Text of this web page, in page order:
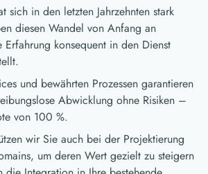
sich in den letzten Jahrzehnten stark
diesen Wandel von Anfang an
Erfahrung konsequent in den Dienst
und bewährten Prozessen garantieren
Abwicklung ohne Risiken –
von 100 %.
wir Sie auch bei der Projektierung
um deren Wert gezielt zu steigern